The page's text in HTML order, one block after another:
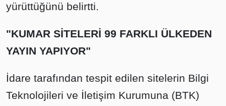
yürüttüğünü belirtti.
"KUMAR SİTELERİ 99 FARKLI ÜLKEDEN
YAYIN YAPIYOR"
İdare tarafından tespit edilen sitelerin Bilgi
Teknolojileri ve İletişim Kurumuna (BTK)